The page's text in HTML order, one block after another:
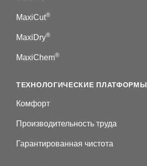
MaxiCut®
MaxiDry®
MaxiChem®
ТЕХНОЛОГИЧЕСКИЕ ПЛАТФОРМЫ
Комфорт
Производительность труда
Гарантированная чистота